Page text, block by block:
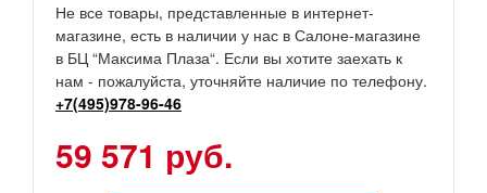
Не все товары, представленные в интернет-
магазине, есть в наличии у нас в Салоне-магазине
в БЦ “Максима Плаза“. Если вы хотите заехать к
нам - пожалуйста, уточняйте наличие по телефону.
+7(495)978-96-46
59 571 руб.